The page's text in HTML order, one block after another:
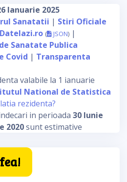
Ianuarie 2025
Sanatatii | Stiri Oficiale
Datelazi.ro ( JSON) |
Sanatate Publica
Covid | Transparenta
valabile la 1 ianuarie
National de Statistica
rezidenta?
in perioada 30 Iunie
2020sunt estimative